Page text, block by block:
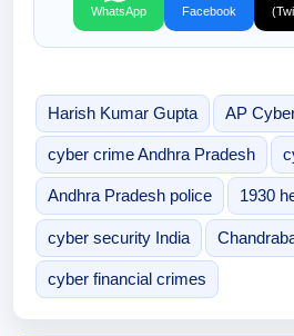
WhatsApp Facebook
Harish Kumar Gupta AP
cyber crime Andhra Pradesh
Andhra Pradesh police 1930
cyber security India
cyber financial crimes